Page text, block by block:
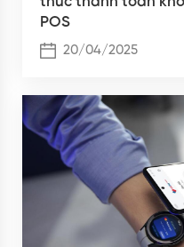
POS
20/04/2025